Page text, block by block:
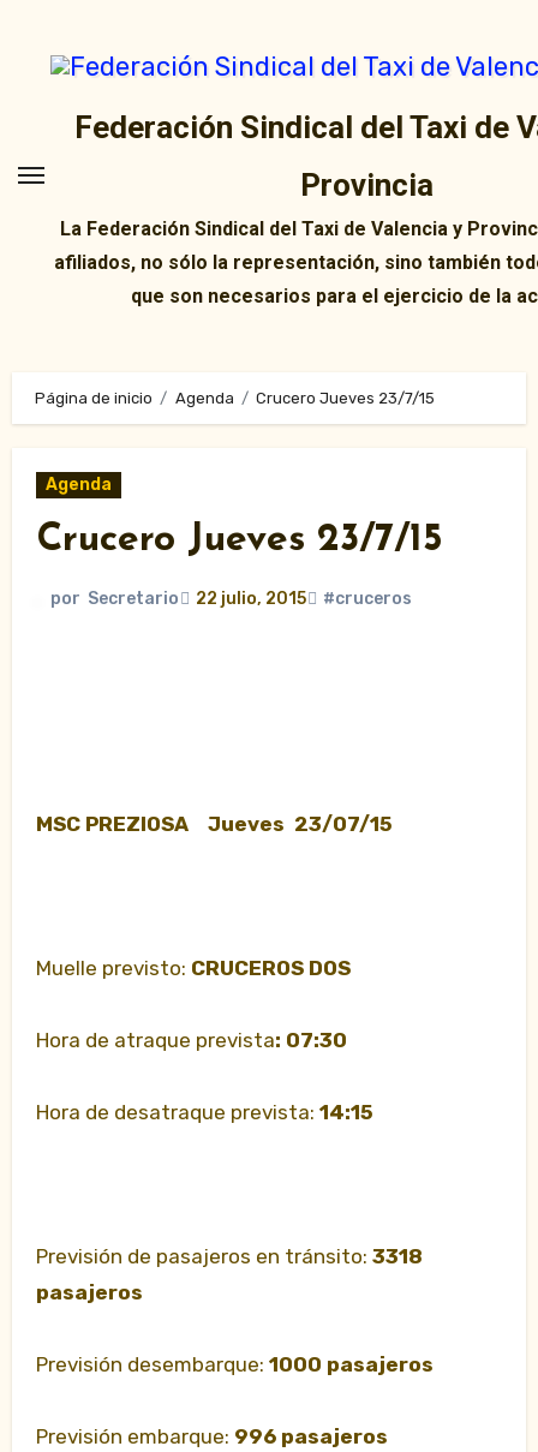
contenido
Federación Sindical del Taxi de
Provincia
La Federación Sindical del Taxi de Valencia y
afiliados, no sólo la representación, sino también
que son necesarios para el ejercicio de la
Página de inicio Agenda Crucero Jueves 23/7/15
Agenda
Crucero Jueves 23/7/15
por Secretario 22 julio, 2015 #cruceros
MSC PREZIOSA Jueves 23/07/15
Muelle previsto: CRUCEROS DOS
Hora de atraque prevista: 07:30
Hora de desatraque prevista: 14:15
Previsión de pasajeros en tránsito: 3318
pasajeros
Previsión desembarque: 1000 pasajeros
Previsión embarque: 996 pasajeros